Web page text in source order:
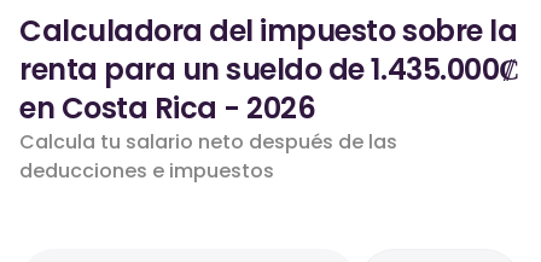
Calculadora del impuesto sobre la
renta para un sueldo de 1.435.000₡
en Costa Rica - 2026
Calcula tu salario neto después de las
deducciones e impuestos